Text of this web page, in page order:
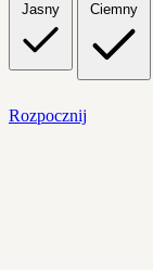
Jasny Ciemny
Rozpocznij